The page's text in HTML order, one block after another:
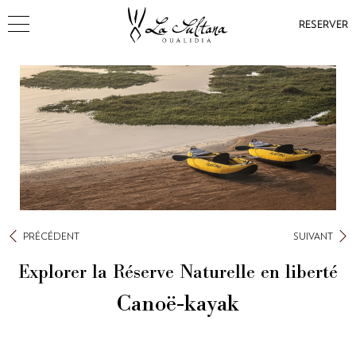
RESERVER
Explorer la Réserve Naturelle en liberté
Canoë-kayak
PRÉCÉDENT SUIVANT